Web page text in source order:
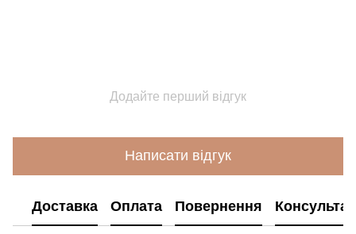
Додайте перший відгук
Написати відгук
Доставка Оплата Повернення